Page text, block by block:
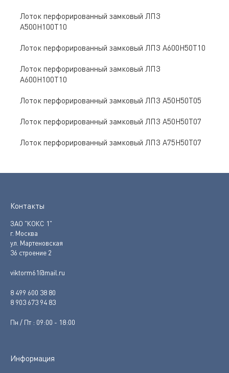
Лоток перфорированный замковый ЛПЗ
A500Н100Т10
Лоток перфорированный замковый ЛПЗ A600Н50Т10
Лоток перфорированный замковый ЛПЗ
A600Н100Т10
Лоток перфорированный замковый ЛПЗ A50Н50Т05
Лоток перфорированный замковый ЛПЗ A50Н50Т07
Лоток перфорированный замковый ЛПЗ A75Н50Т07
Контакты
ЗАО "КОКС 1"
г. Москва
ул. Мартеновская
36 строение 2
viktorm61@mail.ru
8 499 600 38 80
8 903 673 94 83
Пн / Пт : 09:00 - 18:00
Информация